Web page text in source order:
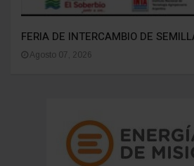
FERIA DE INTERCAMBIO DE
Agosto 07, 2026